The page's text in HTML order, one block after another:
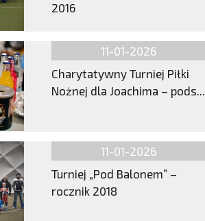
2016
11-01-2026
Charytatywny Turniej Piłki
Nożnej dla Joachima – pods...
11-01-2026
Turniej „Pod Balonem” –
rocznik 2018